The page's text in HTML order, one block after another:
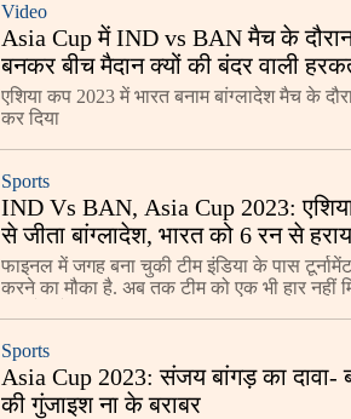
Video
Asia Cup में IND vs BAN मैच के
बनकर बीच मैदान क्यों की बंदर वाली
एशिया कप 2023 में भारत बनाम बांग्लादेश मैच के
कर दिया
Sports
IND Vs BAN, Asia Cup 2023:
से जीता बांग्लादेश, भारत को 6 रन से
फाइनल में जगह बना चुकी टीम इंडिया के पास
करने का मौका है. अब तक टीम को एक भी हार नहीं
Sports
Asia Cup 2023: संजय बांगड़ का दावा-
की गुंजाइश ना के बराबर